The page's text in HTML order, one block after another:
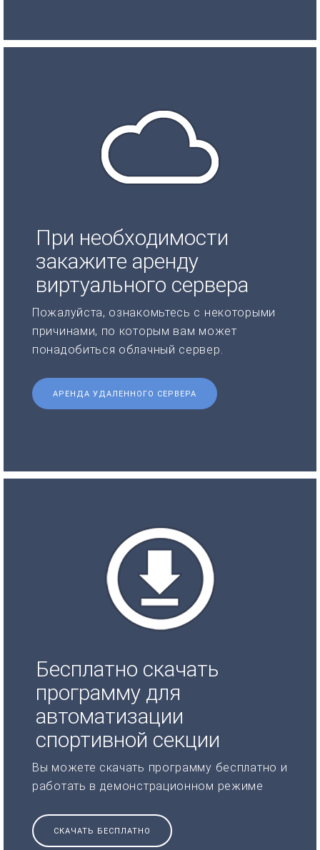
При необходимости
закажите аренду
виртуального сервера
Пожалуйста, ознакомьтесь с некоторыми
причинами, по которым вам может
понадобиться облачный сервер.
АРЕНДА УДАЛЕННОГО СЕРВЕРА
Бесплатно скачать
программу для
автоматизации
спортивной секции
Вы можете скачать программу бесплатно и
работать в демонстрационном режиме
СКАЧАТЬ БЕСПЛАТНО